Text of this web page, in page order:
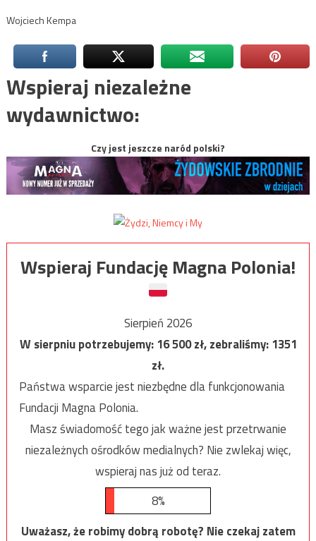
Wojciech Kempa
Wspieraj niezależne
wydawnictwo:
Czy jest jeszcze naród polski?
Wspieraj Fundację Magna Polonia!
Sierpień 2026
W sierpniu potrzebujemy:16 500zł, zebraliśmy:1351
zł.
Państwa wsparcie jest niezbędne dla funkcjonowania
Fundacji Magna Polonia.
Masz świadomość tego jak ważne jest przetrwanie
niezależnych ośrodków medialnych? Nie zwlekaj więc,
wspieraj nas już od teraz.
8%
Uważasz, że robimy dobrą robotę? Nie czekaj zatem